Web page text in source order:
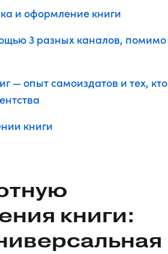
и оформление книги
3 разных каналов, помимо
— опыт самоиздатов и тех, кто
книги
книги: